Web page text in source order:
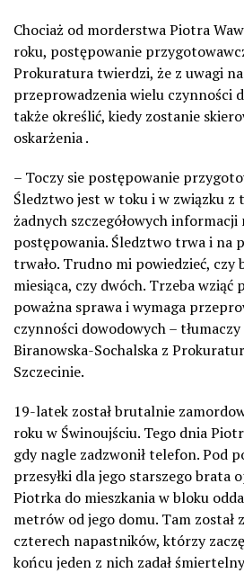
Chociaż od morderstwa Piotra
roku, postępowanie
Prokuratura twierdzi, że z uwagi
przeprowadzenia wielu czynności
także określić, kiedy zostanie
oskarżenia .
– Toczy sie postępowanie
Śledztwo jest w toku i w związku z
żadnych szczegółowych
postępowania. Śledztwo trwa i na
trwało. Trudno mi powiedzieć, czy
miesiąca, czy dwóch. Trzeba wziąć
poważna sprawa i wymaga
czynności dowodowych –
Biranowska-Sochalska z
Szczecinie.
19-latek został brutalnie
roku w Świnoujściu. Tego dnia
gdy nagle zadzwonił telefon. Pod
przesyłki dla jego starszego brata
Piotrka do mieszkania w bloku
metrów od jego domu. Tam został
czterech napastników, którzy
końcu jeden z nich zadał